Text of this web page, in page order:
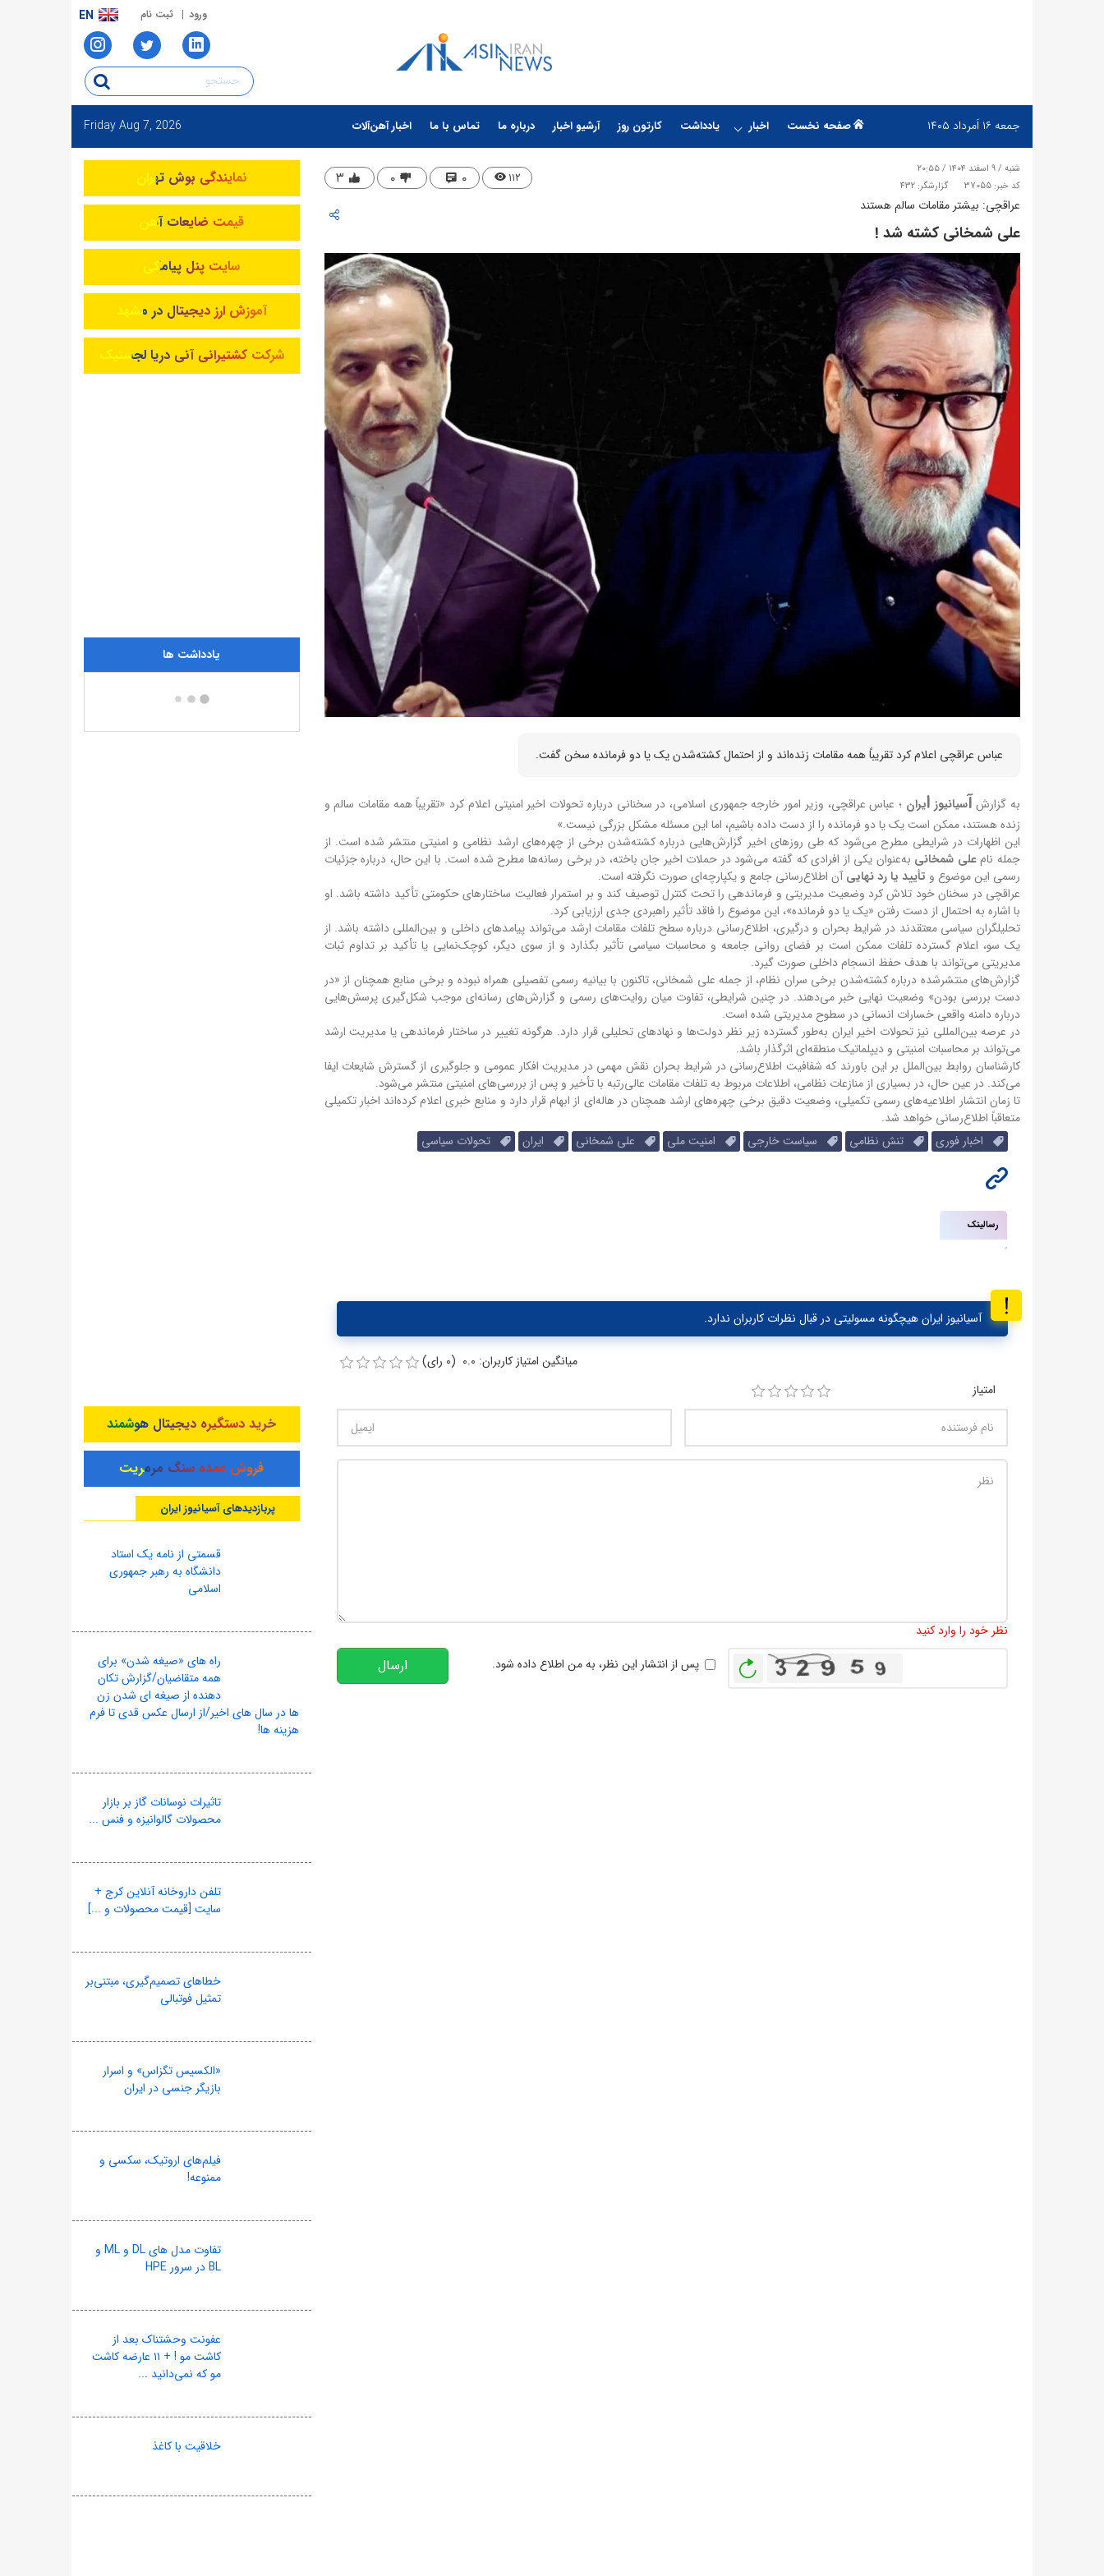
ورود ثبت نام EN
جمعه ۱۶ اَمرداد ۱۴۰۵ صفحه نخست اخبار یادداشت کارتون روز آرشیو اخبار درباره ما تماس با ما اخبار آهن‌آلات FridayAug 7, 2026
شنبه / ۹ اسفند ۱۴۰۴ / ۲۰:۵۵
کد خبر: 37055
گزارشگر: 432 ۱۱۲ ۰ ۰ ۳
عراقچی: بیشتر مقامات سالم هستند
علی شمخانی کشته شد !
عباس عراقچی اعلام کرد تقریباً همه مقامات زنده‌اند و از احتمال کشته‌شدن یک یا دو فرمانده سخن گفت.
به گزارش آسیانیوزایران ؛ عباس عراقچی، وزیر امور خارجه جمهوری اسلامی، در سخنانی درباره تحولات اخیر امنیتی اعلام کرد «تقریباً همه مقامات سالم و
زنده هستند، ممکن است یک یا دو فرمانده را از دست داده باشیم، اما این مسئله مشکل بزرگی نیست.»
این اظهارات در شرایطی مطرح می‌شود که طی روزهای اخیر گزارش‌هایی درباره کشته‌شدن برخی از چهره‌های ارشد نظامی و امنیتی منتشر شده است. از
جمله نامعلی شمخانی به‌عنوان یکی از افرادی که گفته می‌شود در حملات اخیر جان باخته، در برخی رسانه‌ها مطرح شده است. با این حال، درباره جزئیات
رسمی این موضوع و تأیید یا رد نهاییآن اطلاع‌رسانی جامع و یکپارچه‌ای صورت نگرفته است.
عراقچی در سخنان خود تلاش کرد وضعیت مدیریتی و فرماندهی را تحت کنترل توصیف کند و بر استمرار فعالیت ساختارهای حکومتی تأکید داشته باشد. او
با اشاره به احتمال از دست رفتن «یک یا دو فرمانده»، این موضوع را فاقد تأثیر راهبردی جدی ارزیابی کرد.
تحلیلگران سیاسی معتقدند در شرایط بحران و درگیری، اطلاع‌رسانی درباره سطح تلفات مقامات ارشد می‌تواند پیامدهای داخلی و بین‌المللی داشته باشد. از
یک سو، اعلام گسترده تلفات ممکن است بر فضای روانی جامعه و محاسبات سیاسی تأثیر بگذارد و از سوی دیگر، کوچک‌نمایی یا تأکید بر تداوم ثبات
مدیریتی می‌تواند با هدف حفظ انسجام داخلی صورت گیرد.
گزارش‌های منتشرشده درباره کشته‌شدن برخی سران نظام، از جمله علی شمخانی، تاکنون با بیانیه رسمی تفصیلی همراه نبوده و برخی منابع همچنان از «در
دست بررسی بودن» وضعیت نهایی خبر می‌دهند. در چنین شرایطی، تفاوت میان روایت‌های رسمی و گزارش‌های رسانه‌ای موجب شکل‌گیری پرسش‌هایی
درباره دامنه واقعی خسارات انسانی در سطوح مدیریتی شده است.
در عرصه بین‌المللی نیز تحولات اخیر ایران به‌طور گسترده زیر نظر دولت‌ها و نهادهای تحلیلی قرار دارد. هرگونه تغییر در ساختار فرماندهی یا مدیریت ارشد
می‌تواند بر محاسبات امنیتی و دیپلماتیک منطقه‌ای اثرگذار باشد.
کارشناسان روابط بین‌الملل بر این باورند که شفافیت اطلاع‌رسانی در شرایط بحران نقش مهمی در مدیریت افکار عمومی و جلوگیری از گسترش شایعات ایفا
می‌کند. در عین حال، در بسیاری از منازعات نظامی، اطلاعات مربوط به تلفات مقامات عالی‌رتبه با تأخیر و پس از بررسی‌های امنیتی منتشر می‌شود.
تا زمان انتشار اطلاعیه‌های رسمی تکمیلی، وضعیت دقیق برخی چهره‌های ارشد همچنان در هاله‌ای از ابهام قرار دارد و منابع خبری اعلام کرده‌اند اخبار تکمیلی
متعاقباً اطلاع‌رسانی خواهد شد.
اخبار فوری
تنش نظامی سیاست خارجی امنیت ملی علی شمخانی ایران تحولات سیاسی
رسالینک
آسیانیوز ایران هیچگونه مسولیتی در قبال نظرات کاربران ندارد.
میانگین امتیاز کاربران: 0.0 (0 رای)
امتیاز
نظر خود را وارد کنید
بازخوانیپس از انتشار این نظر، به من اطلاع داده شود. ارسال
نمایندگی بوش تهران
قیمت ضایعات آهن
سایت پنل پیامکی
آموزش ارز دیجیتال در مشهد
شرکت کشتیرانی آنی دریا لجستیک
یادداشت ها
خرید دستگیره دیجیتال هوشمند
فروش عمده سنگ مرمریت
پربازدیدهای آسیانیوز ایران
قسمتی از نامه یک استاد
دانشگاه به رهبر جمهوری
اسلامی
راه های «صیغه شدن» برای
همه متقاضیان/گزارش تکان
دهنده از صیغه ای شدن زن
ها در سال های اخیر/از ارسال عکس قدی تا فرم
هزینه ها!
تاثیرات نوسانات گاز بر بازار
محصولات گالوانیزه و فنس ...
تلفن داروخانه آنلاین کرج +
سایت [قیمت محصولات و ...]
خطاهای تصمیم‌گیری، مبتنی‌بر
تمثیل فوتبالی
«الکسیس تگزاس» و اسرار
بازیگر جنسی در ایران
فیلم‌های اروتیک، سکسی و
ممنوعه!
تفاوت مدل های DL و ML و
BL در سرور HPE
عفونت وحشتناک بعد از
کاشت مو ! + ۱۱ عارضه کاشت
مو که نمی‌دانید ...
خلاقیت با کاغذ